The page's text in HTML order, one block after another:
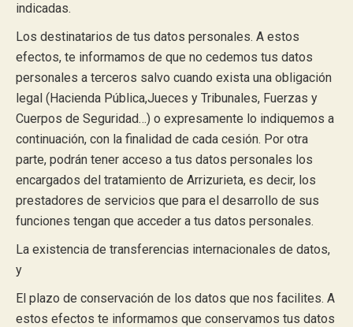
indicadas.
Los destinatarios de tus datos personales. A estos
efectos, te informamos de que no cedemos tus datos
personales a terceros salvo cuando exista una obligación
legal (Hacienda Pública,Jueces y Tribunales, Fuerzas y
Cuerpos de Seguridad…) o expresamente lo indiquemos a
continuación, con la finalidad de cada cesión. Por otra
parte, podrán tener acceso a tus datos personales los
encargados del tratamiento de Arrizurieta, es decir, los
prestadores de servicios que para el desarrollo de sus
funciones tengan que acceder a tus datos personales.
La existencia de transferencias internacionales de datos,
y
El plazo de conservación de los datos que nos facilites. A
estos efectos te informamos que conservamos tus datos